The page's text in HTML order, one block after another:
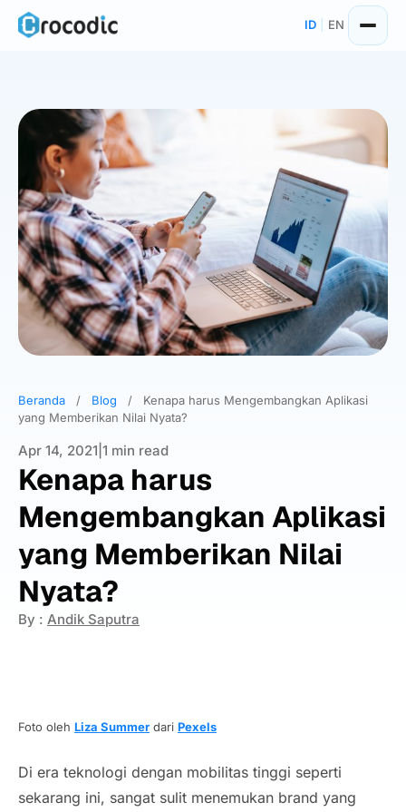
Skip
ID EN
Beranda / Blog /
Kenapa harus Mengembangkan Aplikasi
yang Memberikan Nilai Nyata?
Apr 14, 2021 1 min read
Kenapa harus
Mengembangkan Aplikasi
yang Memberikan Nilai
Nyata?
By : Andik Saputra
Foto oleh Liza Summer dari Pexels
Di era teknologi dengan mobilitas tinggi seperti
sekarang ini, sangat sulit menemukan brand yang